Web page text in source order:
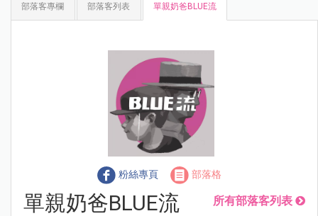
部落客專欄 部落客列表 單親奶爸BLUE流
粉絲專頁 部落格
單親奶爸BLUE流 所有部落客列表